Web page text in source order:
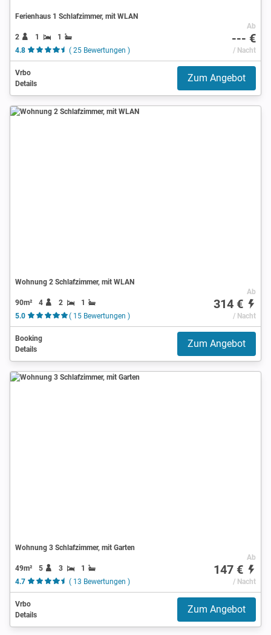
Ferienhaus 1 Schlafzimmer, mit WLAN
2 1
1
4.8
( 25 Bewertungen )
Ab
--- €
/ Nacht
Vrbo
Details
Zum Angebot
Wohnung 2 Schlafzimmer, mit WLAN
90m² 4 2
1
5.0
( 15 Bewertungen )
Ab
314 €
/ Nacht
Booking
Details
Zum Angebot
Wohnung 3 Schlafzimmer, mit Garten
49m² 5 3
1
4.7
( 13 Bewertungen )
Ab
147 €
/ Nacht
Vrbo
Details
Zum Angebot